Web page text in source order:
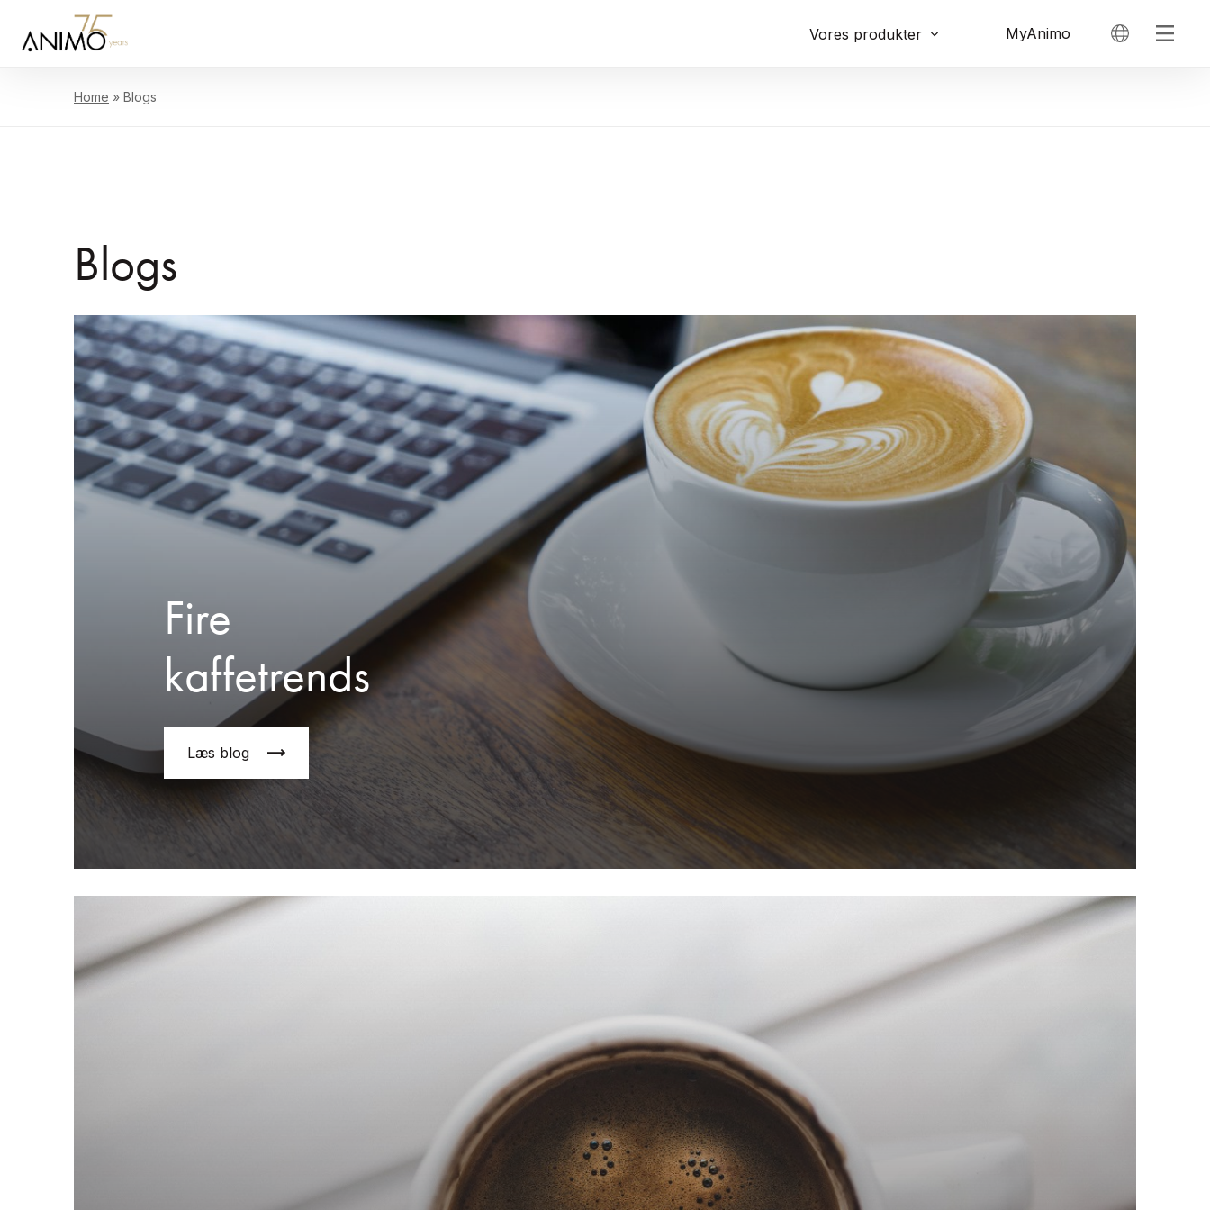
Vores produkter MyAnimo
Home » Blogs
Blogs
Fire
kaffetrends
Læs blog